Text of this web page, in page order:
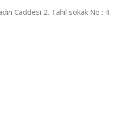
Caddesi 2. Tahıl sokak No : 4